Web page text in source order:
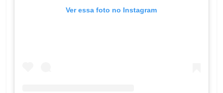
Ver essa foto no Instagram